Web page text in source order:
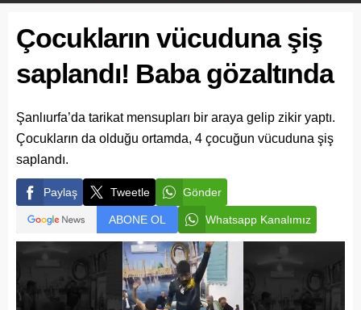
Çocukların vücuduna şiş
saplandı! Baba gözaltında
Şanlıurfa’da tarikat mensupları bir araya gelip zikir yaptı.
Çocukların da olduğu ortamda, 4 çocuğun vücuduna şiş
saplandı.
Paylaş Tweetle Gönder
ABONE OL Whatsapp Kanalımız